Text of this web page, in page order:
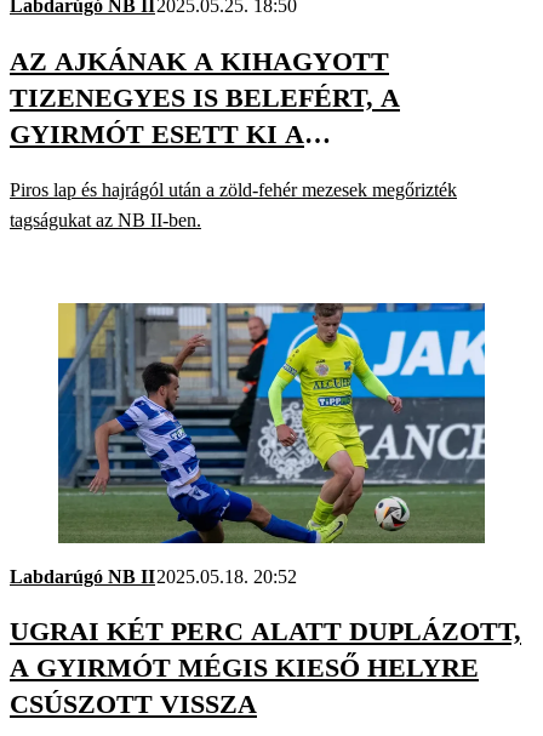
Labdarúgó NB II 2025.05.25. 18:50
AZ AJKÁNAK A KIHAGYOTT
TIZENEGYES IS BELEFÉRT, A
GYIRMÓT ESETT KI A
Piros lap és hajrágól után a zöld-fehér mezesek megőrizték
tagságukat az NB II-ben.
Labdarúgó NB II2025.05.18. 20:52
UGRAI KÉT PERC ALATT DUPLÁZOTT,
A GYIRMÓT MÉGIS KIESŐ HELYRE
CSÚSZOTT VISSZA